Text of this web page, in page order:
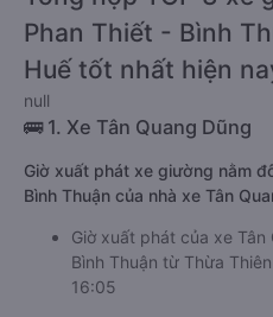
Phan Thiết - Bình
Huế tốt nhất hiện
null
🚌 1. Xe Tân Quang Dũng
Giờ xuất phát xe giường nằm
Bình Thuận của nhà xe Tân
Giờ xuất phát của xe
Bình Thuận từ Thừa
16:05